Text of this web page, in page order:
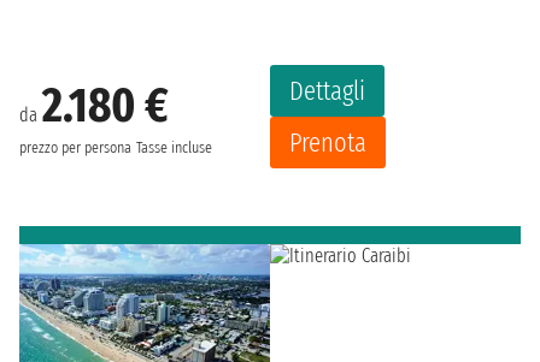
da 2.180 €
prezzo per persona Tasse incluse
Dettagli
Prenota